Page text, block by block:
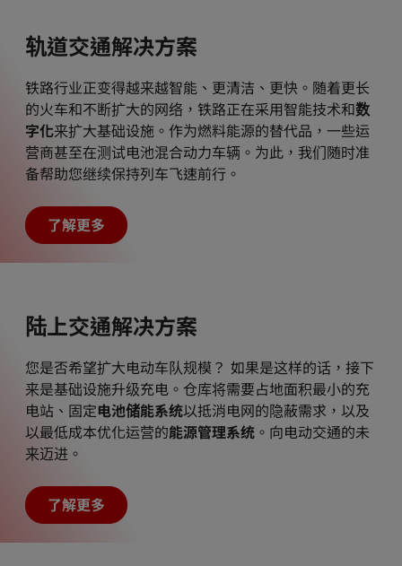
轨道交通解决方案
铁路行业正变得越来越智能、更清洁、更快。随着更长
的火车和不断扩大的网络，铁路正在采用智能技术和数
字化来扩大基础设施。作为燃料能源的替代品，一些运
营商甚至在测试电池混合动力车辆。为此，我们随时准
备帮助您继续保持列车飞速前行。
了解更多
陆上交通解决方案
您是否希望扩大电动车队规模？ 如果是这样的话，接下
来是基础设施升级充电。仓库将需要占地面积最小的充
电站、固定电池储能系统以抵消电网的隐蔽需求，以及
以最低成本优化运营的能源管理系统 。向电动交通的未
来迈进。
了解更多